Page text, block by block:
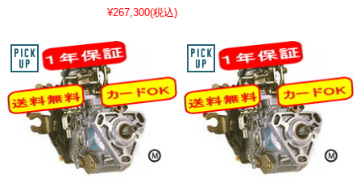
¥267,300(税込)